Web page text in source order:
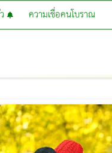
ความเชื่อคนโบราณ